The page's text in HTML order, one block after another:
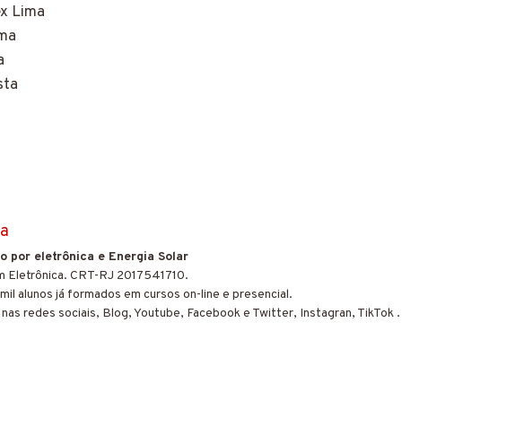
Lima
por eletrônica e Energia Solar
Eletrônica. CRT-RJ 2017541710.
alunos já formados em cursos on-line e presencial.
nas redes sociais, Blog, Youtube, Facebook e Twitter, Instagran, TikTok .